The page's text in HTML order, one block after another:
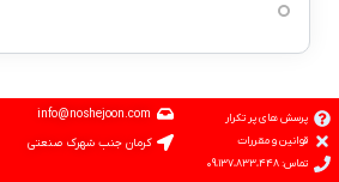
پرسش های پر تکرار
قوانین و مقررات
تماس: ۰۹،۱۳۷،۸۳۳،۴۴۸
info@noshejoon.com
کرمان جنب شهرک صنعتی